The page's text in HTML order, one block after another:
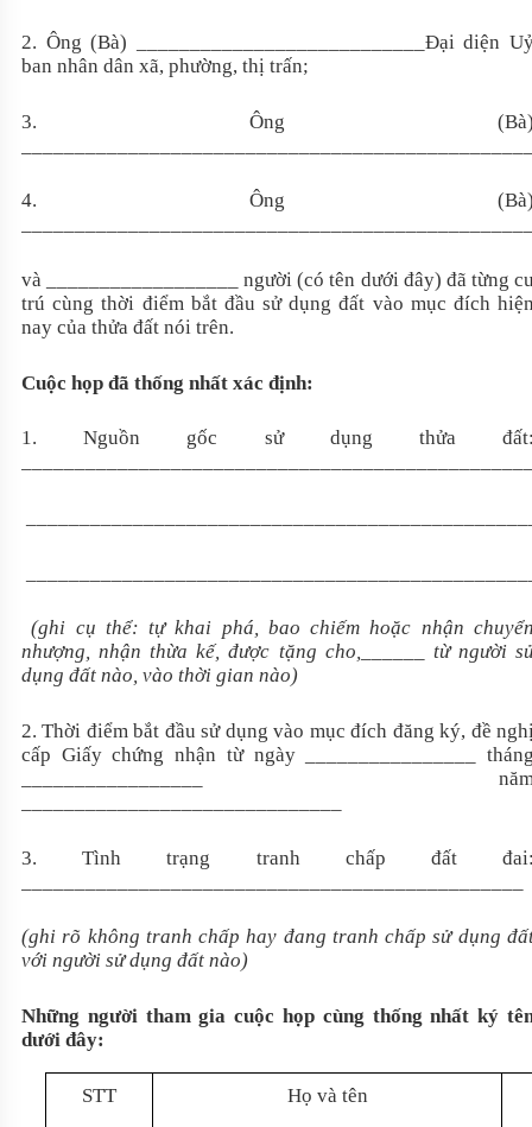
2. Ông (Bà) ___________________________Đại diện
ban nhân dân xã, phường, thị trấn;
3. Ông
4. Ông
và __________________ người (có tên dưới đây) đã từng
trú cùng thời điểm bắt đầu sử dụng đất vào mục đích
nay của thửa đất nói trên.
Cuộc họp đã thống nhất xác định:
1. Nguồn gốc sử dụng thửa
(ghi cụ thể: tự khai phá, bao chiếm hoặc nhận
nhượng, nhận thừa kế, được tặng cho,______ từ người
dụng đất nào, vào thời gian nào)
2. Thời điểm bắt đầu sử dụng vào mục đích đăng ký, đề
cấp Giấy chứng nhận từ ngày ________________
_________________
3. Tình trạng tranh chấp đất
(ghi rõ không tranh chấp hay đang tranh chấp sử dụng
với người sử dụng đất nào)
Những người tham gia cuộc họp cùng thống nhất ký
dưới đây:
STT Họ và tên